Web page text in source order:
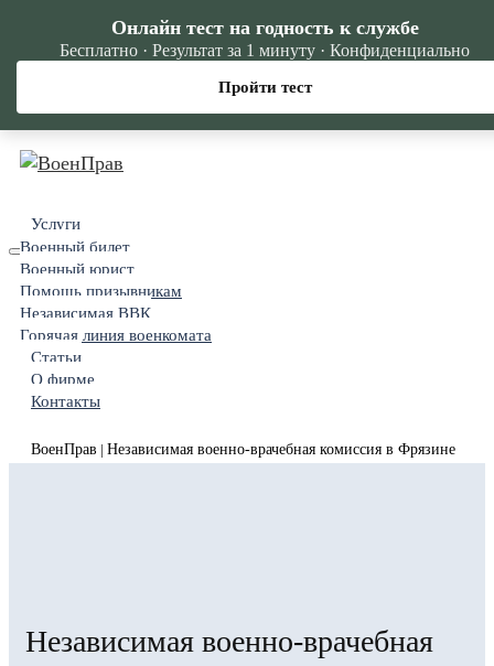
Услуги
Военный билет
Военный юрист
Помощь призывникам
Независимая ВВК
Горячая линия военкомата
Статьи
О фирме
Контакты
ВоенПрав Независимая военно-врачебная комиссия в Фрязине
Независимая военно-врачебная
Онлайн тест на годность к службе
Бесплатно · Результат за 1 минуту · Конфиденциально
Пройти тест